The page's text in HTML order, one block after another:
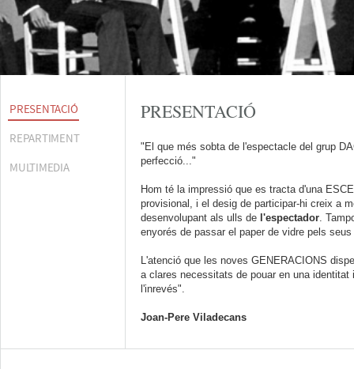
PRESENTACIÓ
REPARTIMENT
MULTIMEDIA
PRESENTACIÓ
"El que més sobta de l'espectacle del grup
perfecció..."
Hom té la impressió que es tracta d'una
provisional, i el desig de participar-hi creix a
desenvolupant als ulls de l'espectador.
enyorés de passar el paper de vidre pels
L'atenció que les noves GENERACIONS
a clares necessitats de pouar en una identitat
l'inrevés".
Joan-Pere Viladecans